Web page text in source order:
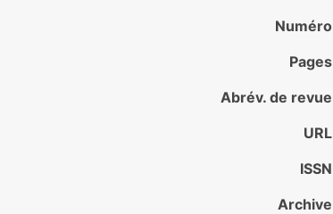
Numéro
Pages
Abrév. de revue
URL
ISSN
Archive